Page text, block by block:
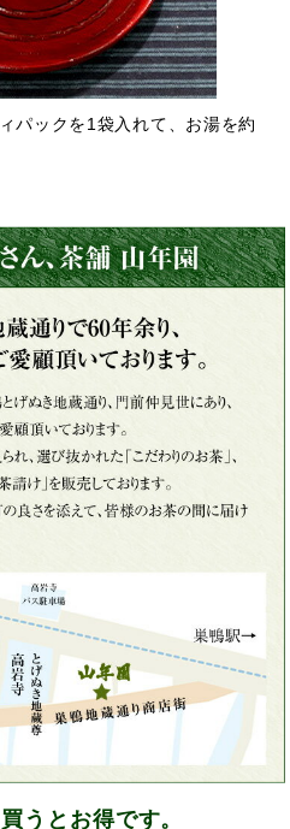
パックを1袋入れて、お湯を約
うとお得です。